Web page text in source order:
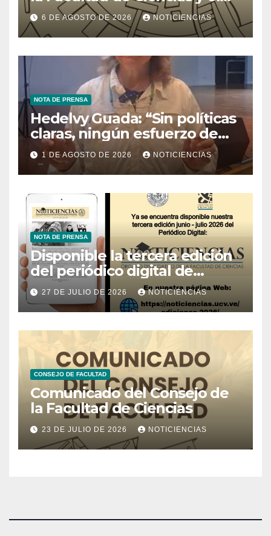
Ministerio de Ciencia y
Tecnología
6 DE AGOSTO DE 2026 NOTICIENCIAS
NOTA DE PRENSA
Hedelvy Guada: “Sin políticas
claras, ningún esfuerzo de
conservación rendirá frutos”
1 DE AGOSTO DE 2026 NOTICIENCIAS
NOTA DE PRENSA
Disponible la tercera edición
del periódico digital de
Noticiencias 2026
27 DE JULIO DE 2026 NOTICIENCIAS
CONSEJO DE FACULTAD
Comunicado del Consejo de
la Facultad de Ciencias
23 DE JULIO DE 2026 NOTICIENCIAS